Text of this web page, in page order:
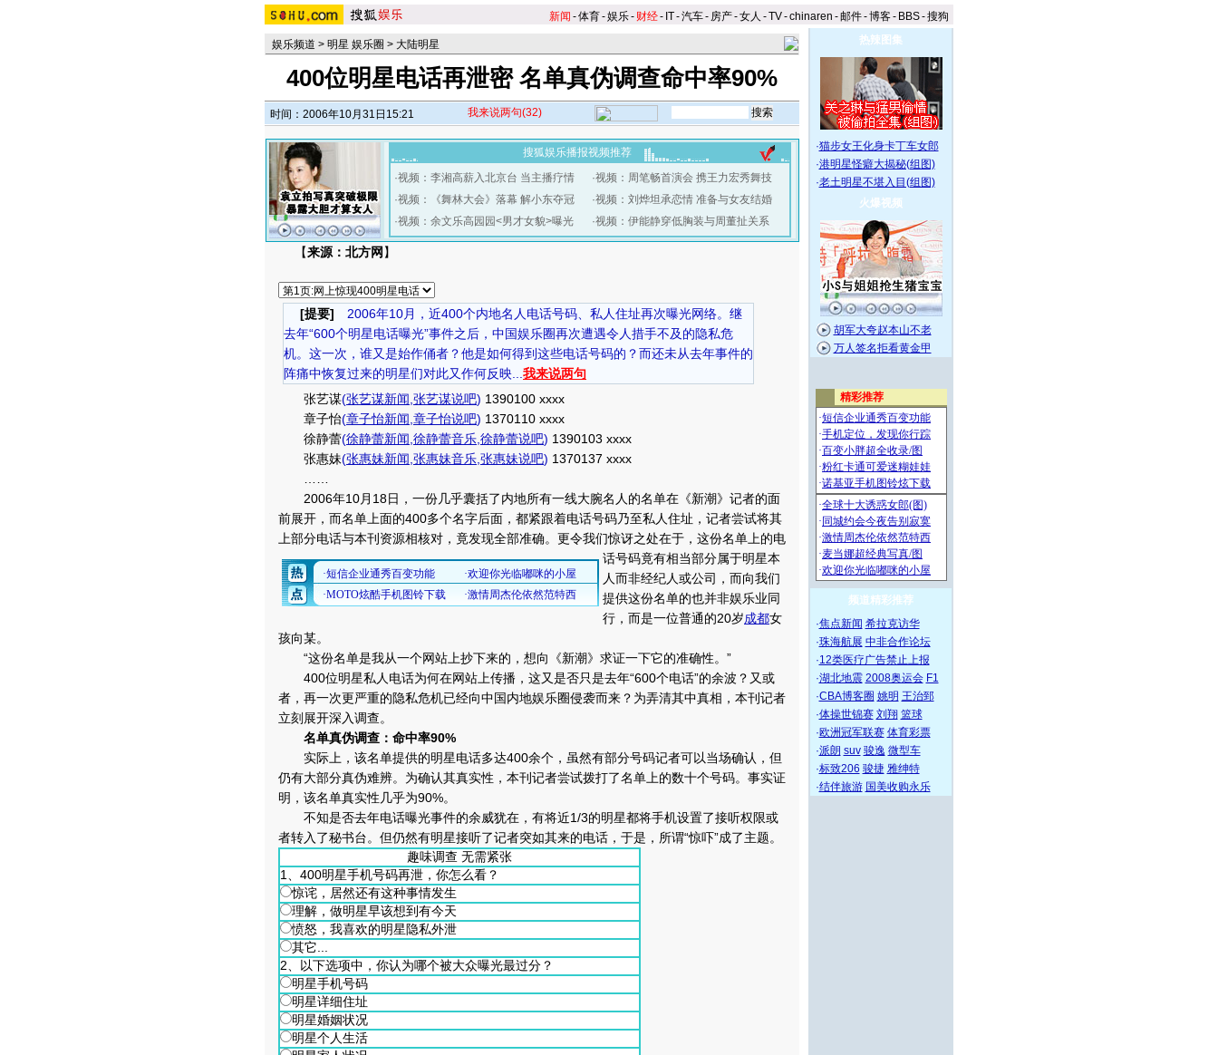
新闻 -体育-娱乐- 财经- IT-汽车- 房产-女人 -TV-chinaren -邮件-博客- BBS-搜狗
娱乐频道 > 明星 娱乐圈 > 大陆明星
400位明星电话再泄密 名单真伪调查命中率90%
时间：2006年10月31日15:21 我来说两句(32)
搜狐娱乐播报视频推荐
·视频：李湘高薪入北京台 当主播疗情
·视频：《舞林大会》落幕 解小东夺冠
·视频：余文乐高园园<男才女貌>曝光
·视频：周笔畅首演会 携王力宏秀舞技
·视频：刘烨坦承恋情 准备与女友结婚
·视频：伊能静穿低胸装与周董扯关系
【来源：北方网 】
[提要] 2006年10月，近400个内地名人电话号码、私人住址再次曝光网络。继
去年“600个明星电话曝光”事件之后，中国娱乐圈再次遭遇令人措手不及的隐私危
机。这一次，谁又是始作俑者？他是如何得到这些电话号码的？而还未从去年事件的
阵痛中恢复过来的明星们对此又作何反映... 我来说两句
张艺谋(张艺谋新闻 张艺谋说吧) 1390100 xxxx
章子怡(章子怡新闻 章子怡说吧) 1370110 xxxx
徐静蕾(徐静蕾新闻 徐静蕾音乐 徐静蕾说吧) 1390103 xxxx
张惠妹(张惠妹新闻 张惠妹音乐 张惠妹说吧) 1370137 xxxx
2006年10月18日，一份几乎囊括了内地所有一线大腕名人的名单在《新潮》记者的面
前展开，而名单上面的400多个名字后面，都紧跟着电话号码乃至私人住址，记者尝试将其
上部分电话与本刊资源相核对，竟发现全部准确。 更令我们惊讶之处在于，这份名单上的电
话号码竟有相当部分属于明星本
人而非经纪人或公司，而向我们
提供这份名单的也并非娱乐业同
行，而是一位普通的20岁成都女
孩向某。
“这份名单是我从一个网站上抄下来的，想向《新潮》求证一下它的准确性。”
400位明星私人电话为何在网站上传播，这又是否只是去年“600个电话”的余波？又或
者，再一次更严重的隐私危机已经向中国内地娱乐圈侵袭而来？为弄清其中真相，本刊记者
立刻展开深入调查。
名单真伪调查：命中率90%
实际上，该名单提供的明星电话多达400余个，虽然有部分号码记者可以当场确认，但
仍有大部分真伪难辨。为确认其真实性，本刊记者尝试拨打了名单上的数十个号码。事实证
明，该名单真实性几乎为90%。
不知是否去年电话曝光事件的余威犹在，有将近1/3的明星都将手机设置了接听权限或
者转入了秘书台。但仍然有明星接听了记者突如其来的电话，于是，所谓“惊吓”成了主题。
趣味调查 无需紧张
1、400明星手机号码再泄，你怎么看？
惊诧，居然还有这种事情发生
理解，做明星早该想到有今天
愤怒，我喜欢的明星隐私外泄
其它...
2、以下选项中，你认为哪个被大众曝光最过分？
明星手机号码
明星详细住址
明星婚姻状况
明星个人生活
热辣图集
·猫步女王化身卡丁车女郎
·港明星怪癖大揭秘(组图)
·老土明星不堪入目(组图)
火爆视频
胡军大夸赵本山不老
万人签名拒看黄金甲
频道精彩推荐
·焦点新闻 希拉克访华
·珠海航展 中非合作论坛
·12类医疗广告禁止上报
·湖北地震 2008奥运会 F1
·CBA博客圈 姚明 王治郅
·体操世锦赛 刘翔 篮球
·欧洲冠军联赛 体育彩票
·派朗 suv 骏逸 微型车
·标致206 骏捷 雅绅特
·结伴旅游 国美收购永乐